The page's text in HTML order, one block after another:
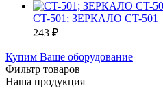
CT-501; ЗЕРКАЛО CT-501
243 ₽
Купим Ваше оборудование
Фильтр товаров
Наша продукция